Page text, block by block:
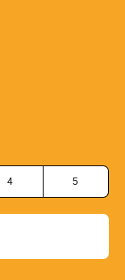
4 5